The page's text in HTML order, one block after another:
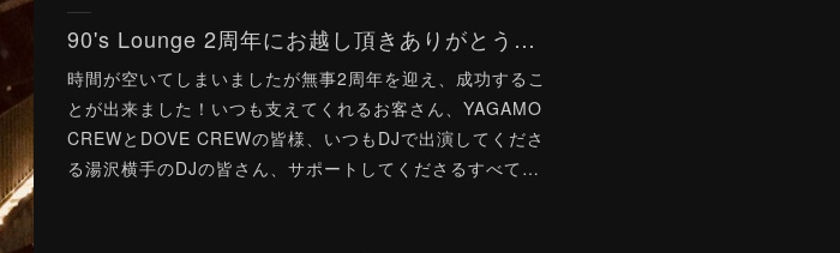
90's Lounge 2周年にお越し頂きありがとうございます！
時間が空いてしまいましたが無事2周年を迎え、成功するこ
とが出来ました！いつも支えてくれるお客さん、YAGAMO
CREWとDOVE CREWの皆様、いつもDJで出演してくださ
る湯沢横手のDJの皆さん、サポートしてくださるすべて…